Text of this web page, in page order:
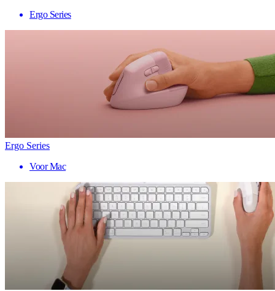
Ergo Series
Ergo Series
Voor Mac